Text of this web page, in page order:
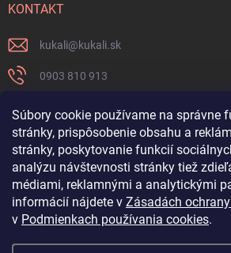
Súbory cookie používame na správne
stránky, prispôsobenie obsahu a
stránky, poskytovanie funkcií
analýzu návštevnosti stránky tiež
médiami, reklamnými a analytickými
informácií nájdete v Zásadách
v Podmienkach používania cookies.
KONTAKT
kukali@kukali.sk
0903 810 913
Nenechajte si ujsť novinky a sledujte
kukalishop